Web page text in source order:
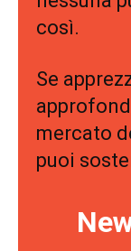
così.
Se
mercato
puoi